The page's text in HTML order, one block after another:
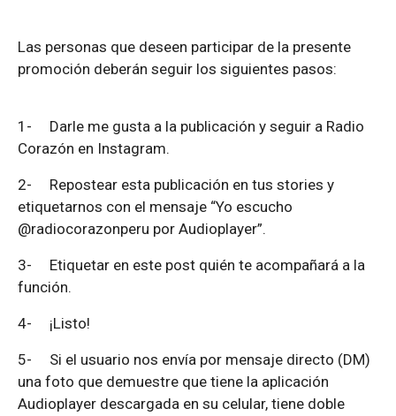
Las personas que deseen participar de la presente
promoción deberán seguir los siguientes pasos:
1- Darle me gusta a la publicación y seguir a Radio
Corazón en Instagram.
2- Repostear esta publicación en tus stories y
etiquetarnos con el mensaje “Yo escucho
@radiocorazonperu por Audioplayer”.
3- Etiquetar en este post quién te acompañará a la
función.
4- ¡Listo!
5- Si el usuario nos envía por mensaje directo (DM)
una foto que demuestre que tiene la aplicación
Audioplayer descargada en su celular, tiene doble